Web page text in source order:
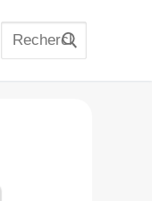
Rechercher
: